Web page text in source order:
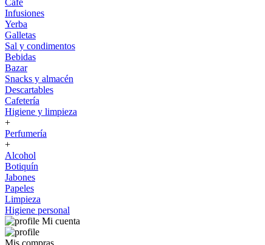
Café
Infusiones
Yerba
Galletas
Sal y condimentos
Bebidas
Bazar
Snacks y almacén
Descartables
Cafetería
Higiene y limpieza
+
Perfumería
+
Alcohol
Botiquín
Jabones
Papeles
Limpieza
Higiene personal
Mi cuenta
Mis compras